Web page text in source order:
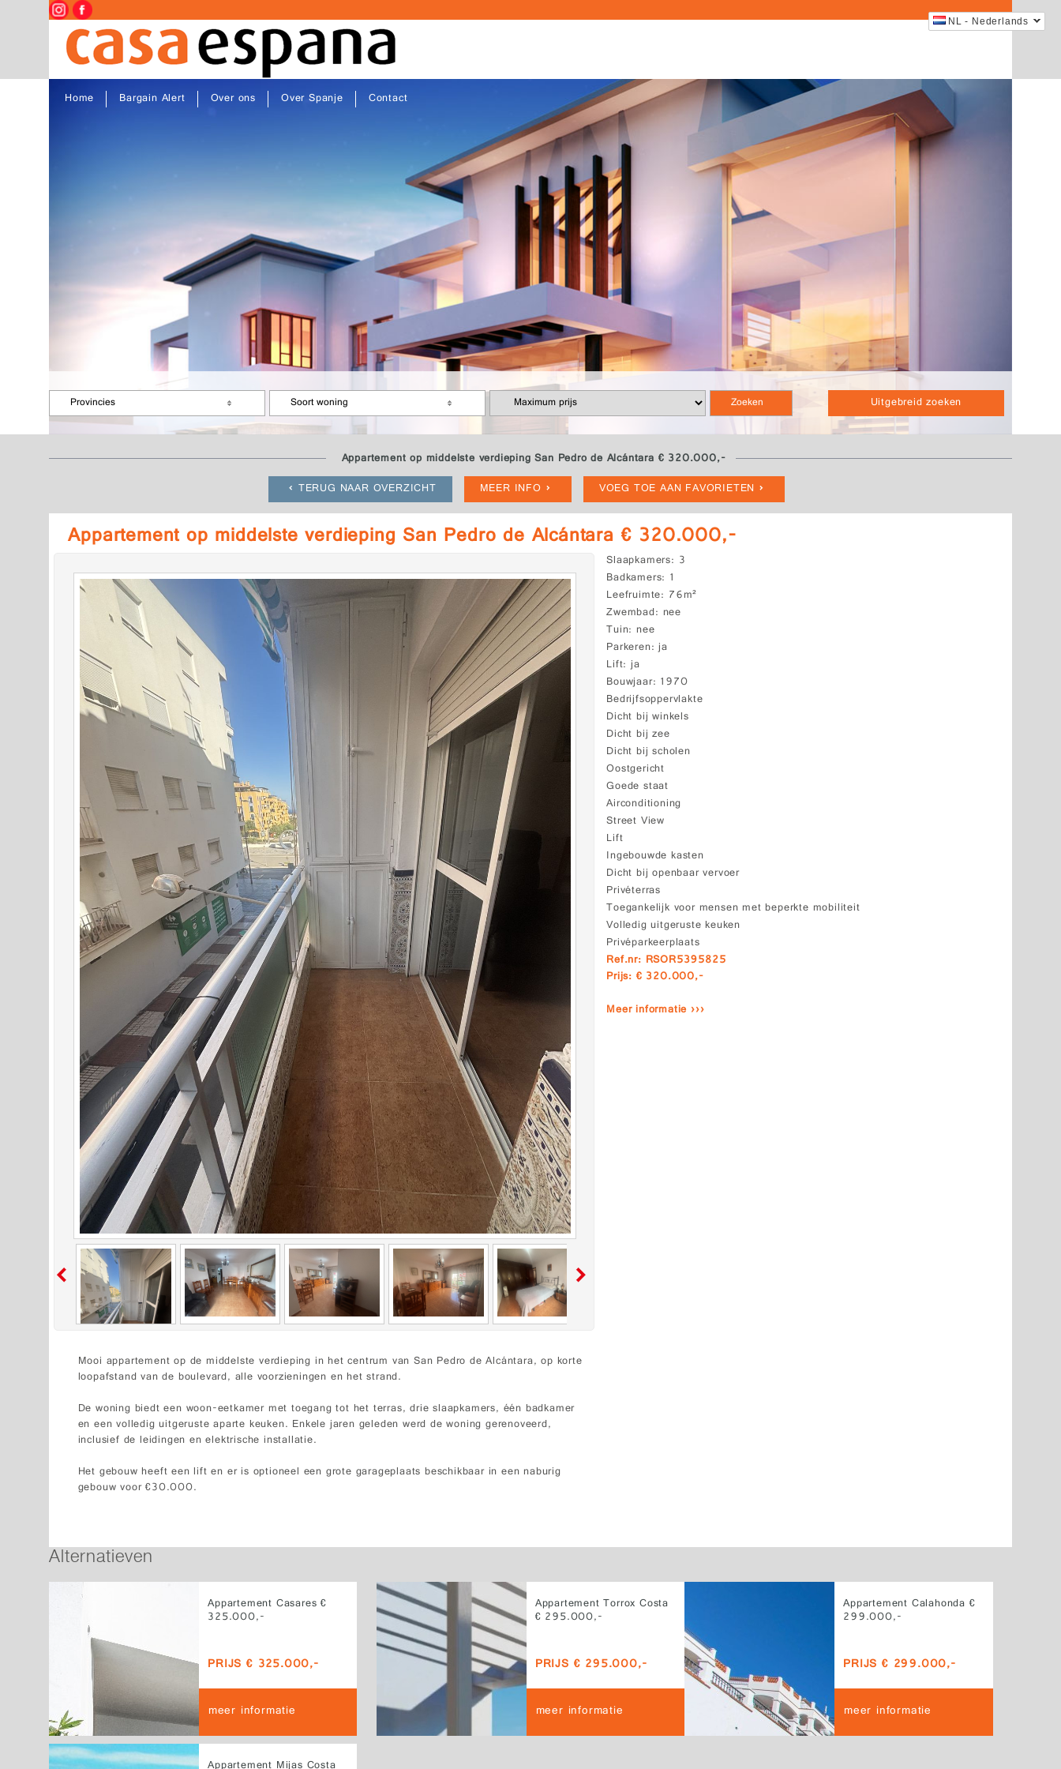
NL - Nederlands
Home Bargain Alert Over ons Over Spanje Contact
Uitgebreid zoeken
Provincies Soort woning
Appartement op middelste verdieping San Pedro de Alcántara € 320.000,-
TERUG NAAR OVERZICHT
MEER INFO VOEG TOE AAN FAVORIETEN
Appartement op middelste verdieping San Pedro de Alcántara € 320.000,-
Slaapkamers 3
Badkamers 1
Leefruimte 76m²
Zwembad nee
Tuin nee
Parkeren ja
Lift ja
Bouwjaar 1970
Bedrijfsoppervlakte
Dicht bij winkels
Dicht bij zee
Dicht bij scholen
Oostgericht
Goede staat
Airconditioning
Street View
Lift
Ingebouwde kasten
Dicht bij openbaar vervoer
Privéterras
Toegankelijk voor mensen met beperkte mobiliteit
Volledig uitgeruste keuken
Privéparkeerplaats
Ref.nr: RSOR5395825
Prijs: € 320.000,-
Meer informatie ›››
Mooi appartement op de middelste verdieping in het centrum van San Pedro de Alcántara, op korte
loopafstand van de boulevard, alle voorzieningen en het strand.
De woning biedt een woon-eetkamer met toegang tot het terras, drie slaapkamers, één badkamer
en een volledig uitgeruste aparte keuken. Enkele jaren geleden werd de woning gerenoveerd,
inclusief de leidingen en elektrische installatie.
Het gebouw heeft een lift en er is optioneel een grote garageplaats beschikbaar in een naburig
gebouw voor €30.000.
Alternatieven
Appartement Casares €
325.000,-
PRIJS € 325.000,-
meer informatie
Appartement Torrox Costa
€ 295.000,-
PRIJS € 295.000,-
meer informatie
Appartement Calahonda €
299.000,-
PRIJS € 299.000,-
meer informatie